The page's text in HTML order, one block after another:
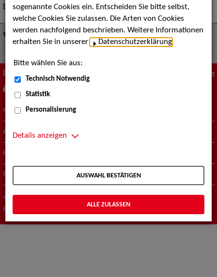
Diese Künstler*innen-Sedcard ist momentan nicht aktiv.
Suche nach Künstler*innen
Diese Seite
drucken
Zum Seitenanfang
Suche nach Künstler*innen
Aktuelles
Portfolio
Standorte
© ZAV-Künstlervermittlung
Barrierefreiheit
sogenannte Cookies ein. Entscheiden Sie bitte selbst,
welche Cookies Sie zulassen. Die Arten von Cookies
werden nachfolgend beschrieben. Weitere Informationen
erhalten Sie in unserer
Datenschutzerklärung
Bitte wählen Sie aus:
Technisch Notwendig
Statistik
Personalisierung
Details anzeigen
AUSWAHL BESTÄTIGEN
ALLE ZULASSEN